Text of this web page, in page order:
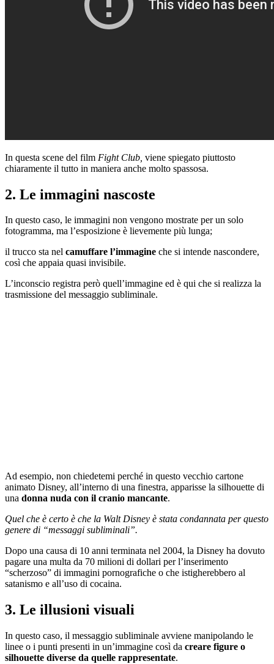
In questa scene del film Fight Club, viene spiegato piuttosto
chiaramente il tutto in maniera anche molto spassosa.
2. Le immagini nascoste
In questo caso, le immagini non vengono mostrate per un solo
fotogramma, ma l’esposizione è lievemente più lunga;
il trucco sta nel camuffare l’immagine che si intende nascondere,
così che appaia quasi invisibile.
L’inconscio registra però quell’immagine ed è qui che si realizza la
trasmissione del messaggio subliminale.
Ad esempio, non chiedetemi perché in questo vecchio cartone
animato Disney, all’interno di una finestra, apparisse la silhouette di
una donna nuda con il cranio mancante.
Quel che è certo è che la Walt Disney è stata condannata per questo
genere di “messaggi subliminali”.
Dopo una causa di 10 anni terminata nel 2004, la Disney ha dovuto
pagare una multa da 70 milioni di dollari per l’inserimento
“scherzoso” di immagini pornografiche o che istigherebbero al
satanismo e all’uso di cocaina.
3. Le illusioni visuali
In questo caso, il messaggio subliminale avviene manipolando le
linee o i punti presenti in un’immagine così da creare figure o
silhouette diverse da quelle rappresentate.